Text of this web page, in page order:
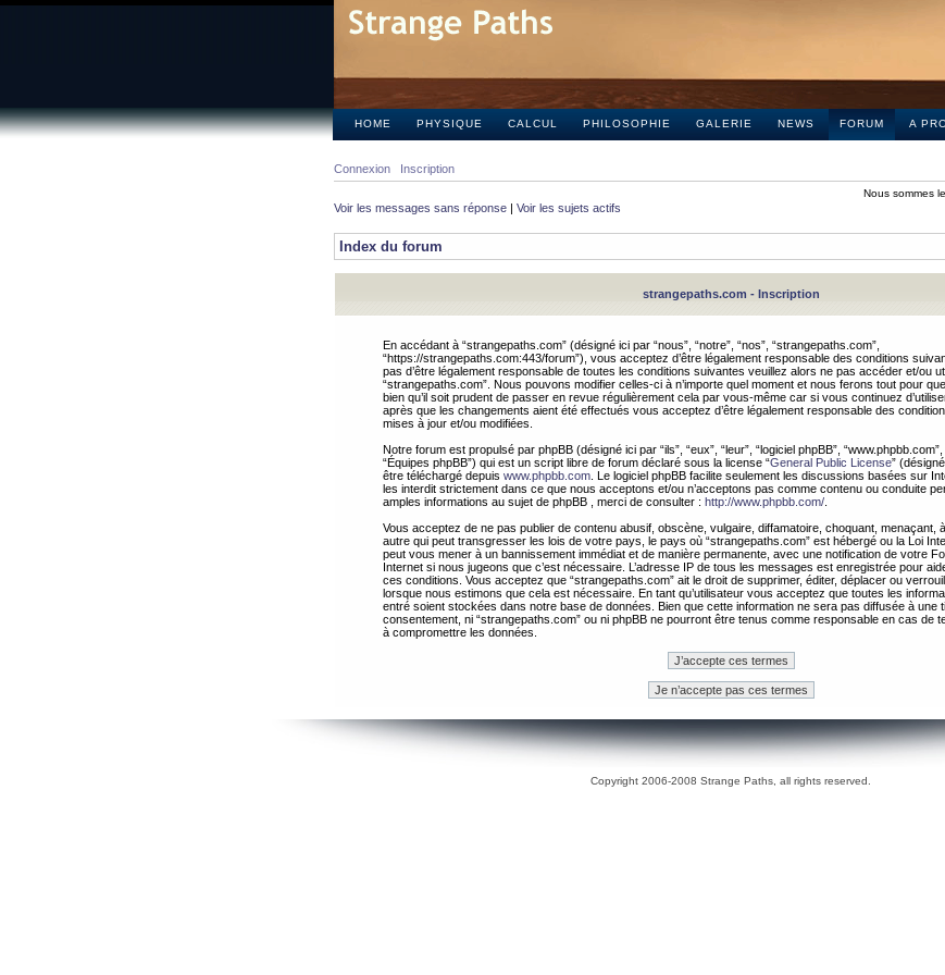
HOME PHYSIQUE CALCUL PHILOSOPHIE GALERIE NEWS FORUM A
Connexion Inscription
Nous sommes
Voir les messages sans réponse | Voir les sujets actifs
Index du forum
strangepaths.com - Inscription
En accédant à “strangepaths.com” (désigné ici par “nous”, “notre”, “nos”, “strangepaths.com”,
“https://strangepaths.com:443/forum”), vous acceptez d’être légalement responsable des conditions
pas d’être légalement responsable de toutes les conditions suivantes veuillez alors ne pas accéder et/ou
“strangepaths.com”. Nous pouvons modifier celles-ci à n’importe quel moment et nous ferons tout pour
bien qu’il soit prudent de passer en revue régulièrement cela par vous-même car si vous continuez
après que les changements aient été effectués vous acceptez d’être légalement responsable des
mises à jour et/ou modifiées.
Notre forum est propulsé par phpBB (désigné ici par “ils”, “eux”, “leur”, “logiciel phpBB”, “www.phpbb.com”,
“Équipes phpBB”) qui est un script libre de forum déclaré sous la license “General Public License”
être téléchargé depuis www.phpbb.com . Le logiciel phpBB facilite seulement les discussions basées sur
les interdit strictement dans ce que nous acceptons et/ou n’acceptons pas comme contenu ou conduite
amples informations au sujet de phpBB , merci de consulter : http://www.phpbb.com/
Vous acceptez de ne pas publier de contenu abusif, obscène, vulgaire, diffamatoire, choquant, menaçant,
autre qui peut transgresser les lois de votre pays, le pays où “strangepaths.com” est hébergé ou la Loi
peut vous mener à un bannissement immédiat et de manière permanente, avec une notification de votre
Internet si nous jugeons que c’est nécessaire. L’adresse IP de tous les messages est enregistrée pour
ces conditions. Vous acceptez que “strangepaths.com” ait le droit de supprimer, éditer, déplacer ou
lorsque nous estimons que cela est nécessaire. En tant qu’utilisateur vous acceptez que toutes les
entré soient stockées dans notre base de données. Bien que cette information ne sera pas diffusée à une
consentement, ni “strangepaths.com” ou ni phpBB ne pourront être tenus comme responsable en cas de
à compromettre les données.
Copyright 2006-2008 Strange Paths, all rights reserved.